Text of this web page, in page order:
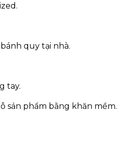
quy tại nhà.
tay.
sản phẩm bằng khăn mềm.